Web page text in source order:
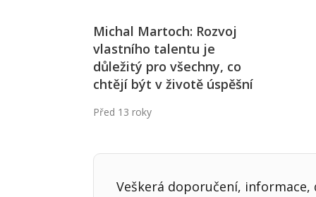
Michal Martoch: Rozvoj
vlastního talentu je
důležitý pro všechny, co
chtějí být v životě úspěšní
Před 13 roky
Veškerá doporučení,